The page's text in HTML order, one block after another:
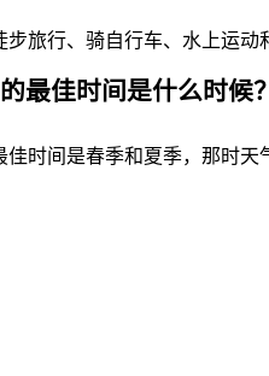
步旅行、骑自行车、水上运动
最佳时间是什么时候？
时间是春季和夏季，那时天